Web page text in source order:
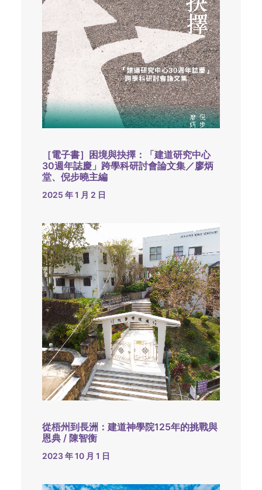
［電子書］困境與抉擇：「建道研究中心
30週年誌慶」跨學科研討會論文集／廖炳
堂、倪步曉主編
2025 年 1 月 2 日
從梧州到長洲：建道神學院125年的挑戰與
恩典 / 陳智衡
2023 年 10 月 1 日